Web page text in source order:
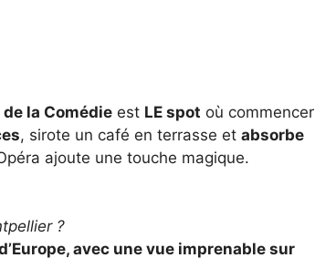
de la Comédie est LE spot où commencer
, sirote un café en terrasse et absorbe
ajoute une touche magique.
?
avec une vue imprenable sur